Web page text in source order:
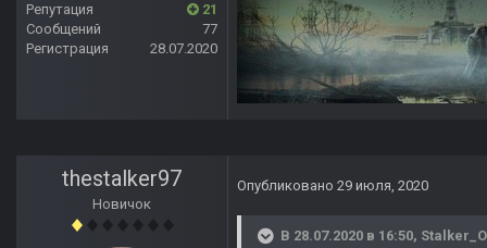
Репутация
21
Сообщений
77
Регистрация
28.07.2020
thestalker97
Новичок
Опубликовано 29 июля, 2020
В 28.07.2020 в 16:50,